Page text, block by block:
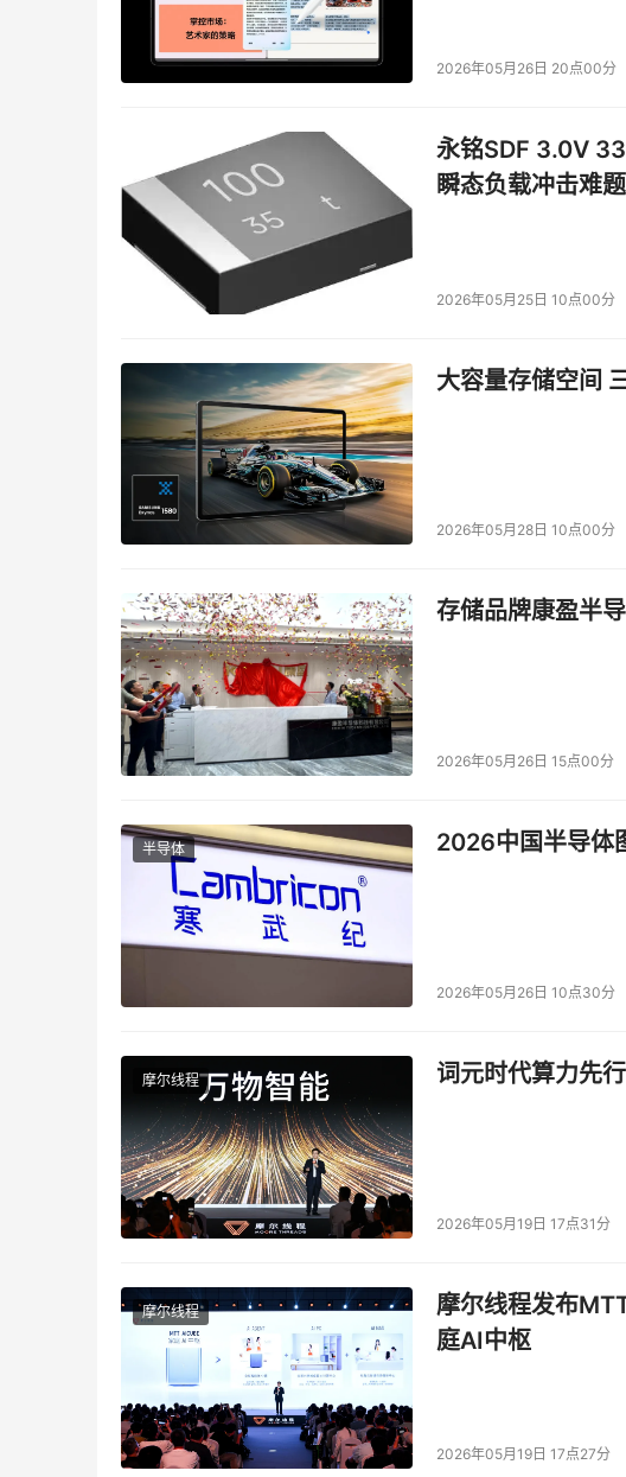
个人社区：社交功能强大 《嘿car》的功能定义是青少年用
人用户管理的功能。界面的最底部点开“我”就可见关于个人
等，未来对于异业合作的话，这些积分也会大有用处。
图10-任
力的位置，所以对于想在汽车领域成为KOL的用户来说，
发布了一条原创内容后，就带来了5个粉丝的转化。联想当
难得。
图12-推荐
内容发布系统便捷 下面“+”用以用户发布内容，点开之后会
频;目前阶段，用户还不能自由创建话题，运营方已设定好
似，小视频的功能比较丰富，产品也提供了比较丰富的滤
产出的内容或者浏览到喜欢的内容还能进行多渠道分享，例
内容分类 虽然产品上线的时间也仅半年左右，但从目前的内
图14-内容分类
图15-内容分类
《嘿car》和纯粹的泛社交应用产品区别度很高。在界面上
的内容。笔者统计了下，目前的分类有13块，可以想象随着
的情景是用户滑动就可以看见分类的导航标签。
2026年05月26日 20点00分
永铭SDF 3.0V
瞬态负载冲击难题
2026年05月25日 10点00分
大容量存储空间
2026年05月28日 10点00分
存储品牌康盈半
2026年05月26日 15点00分
半导体 2026中国半导体
2026年05月26日 10点30分
摩尔线程 词元时代算力先
2026年05月19日 17点31分
摩尔线程
摩尔线程发布
庭AI中枢
2026年05月19日 17点27分